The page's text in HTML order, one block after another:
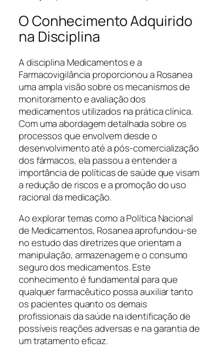
O Conhecimento Adquirido
na Disciplina
A disciplina Medicamentos e a
Farmacovigilância proporcionou a Rosanea
uma ampla visão sobre os mecanismos de
monitoramento e avaliação dos
medicamentos utilizados na prática clínica.
Com uma abordagem detalhada sobre os
processos que envolvem desde o
desenvolvimento até a pós-comercialização
dos fármacos, ela passou a entender a
importância de políticas de saúde que visam
a redução de riscos e a promoção do uso
racional da medicação.
Ao explorar temas como a Política Nacional
de Medicamentos, Rosanea aprofundou-se
no estudo das diretrizes que orientam a
manipulação, armazenagem e o consumo
seguro dos medicamentos. Este
conhecimento é fundamental para que
qualquer farmacêutico possa auxiliar tanto
os pacientes quanto os demais
profissionais da saúde na identificação de
possíveis reações adversas e na garantia de
um tratamento eficaz.